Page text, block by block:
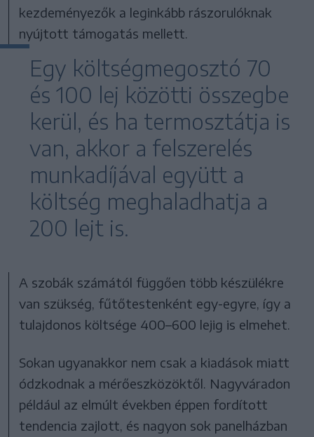
kezdeményezők a leginkább rászorulóknak
nyújtott támogatás mellett.
Egy költségmegosztó 70
és 100 lej közötti összegbe
kerül, és ha termosztátja is
van, akkor a felszerelés
munkadíjával együtt a
költség meghaladhatja a
200 lejt is.
A szobák számától függően több készülékre
van szükség, fűtőtestenként egy-egyre, így a
tulajdonos költsége 400–600 lejig is elmehet.
Sokan ugyanakkor nem csak a kiadások miatt
ódzkodnak a mérőeszközöktől. Nagyváradon
például az elmúlt években éppen fordított
tendencia zajlott, és nagyon sok panelházban